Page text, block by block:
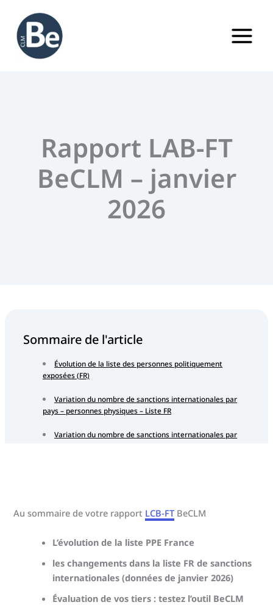
contenu
Rapport LAB-FT
BeCLM – janvier
2026
Sommaire de l'article
Évolution de la liste des personnes politiquement
exposées (FR)
Variation du nombre de sanctions internationales par
pays – personnes physiques – Liste FR
Variation du nombre de sanctions internationales par
Au sommaire de votre rapport LCB-FT BeCLM
L’évolution de la liste PPE France
les changements dans la liste FR de sanctions
internationales (données de janvier 2026)
Évaluation de vos tiers : testez l’outil BeCLM